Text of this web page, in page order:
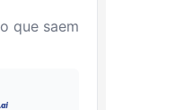
que saem